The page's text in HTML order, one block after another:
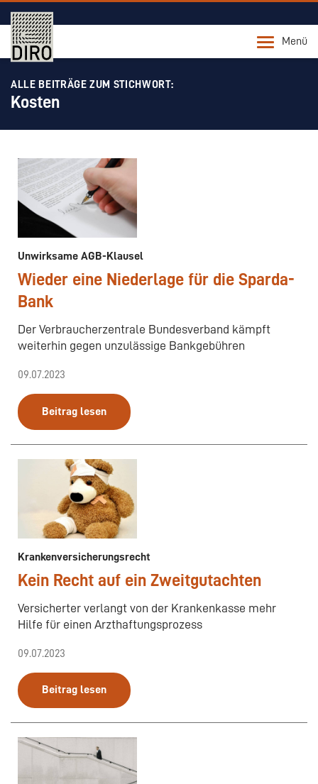
Menü
ALLE BEITRÄGE ZUM STICHWORT:
Kosten
Unwirksame AGB-Klausel
Wieder eine Niederlage für die Sparda-
Bank
Der Verbraucherzentrale Bundesverband kämpft
weiterhin gegen unzulässige Bankgebühren
09.07.2023
Beitrag lesen
Krankenversicherungsrecht
Kein Recht auf ein Zweitgutachten
Versicherter verlangt von der Krankenkasse mehr
Hilfe für einen Arzthaftungsprozess
09.07.2023
Beitrag lesen